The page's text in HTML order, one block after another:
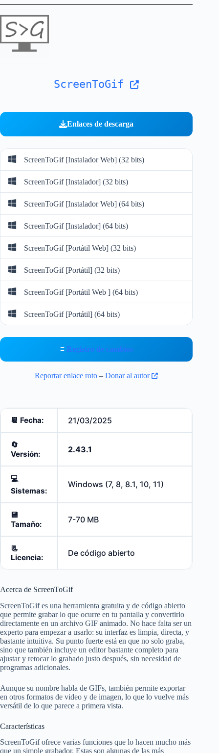
ScreenToGif
Enlaces de descarga
ScreenToGif [Instalador Web] (32 bits)
ScreenToGif [Instalador] (32 bits)
ScreenToGif [Instalador Web] (64 bits)
ScreenToGif [Instalador] (64 bits)
ScreenToGif [Portátil Web] (32 bits)
ScreenToGif [Portátil] (32 bits)
ScreenToGif [Portátil Web ] (64 bits)
ScreenToGif [Portátil] (64 bits)
≡ Registro de cambios
Reportar enlace roto –Donar al autor
📆 Fecha: 21/03/2025
🔄️
Versión:
2.43.1
💻
Sistemas:
Windows (7, 8, 8.1, 10, 11)
💾
Tamaño:
7-70 MB
📃
Licencia:
De código abierto
Acerca de ScreenToGif
ScreenToGif es una herramienta gratuita y de código abierto
que permite grabar lo que ocurre en tu pantalla y convertirlo
directamente en un archivo GIF animado. No hace falta ser un
experto para empezar a usarlo: su interfaz es limpia, directa, y
bastante intuitiva. Su punto fuerte está en que no solo graba,
sino que también incluye un editor bastante completo para
ajustar y retocar lo grabado justo después, sin necesidad de
programas adicionales.
Aunque su nombre habla de GIFs, también permite exportar
en otros formatos de video y de imagen, lo que lo vuelve más
versátil de lo que parece a primera vista.
Características
ScreenToGif ofrece varias funciones que lo hacen mucho más
que un simple grabador. Estas son algunas de las más